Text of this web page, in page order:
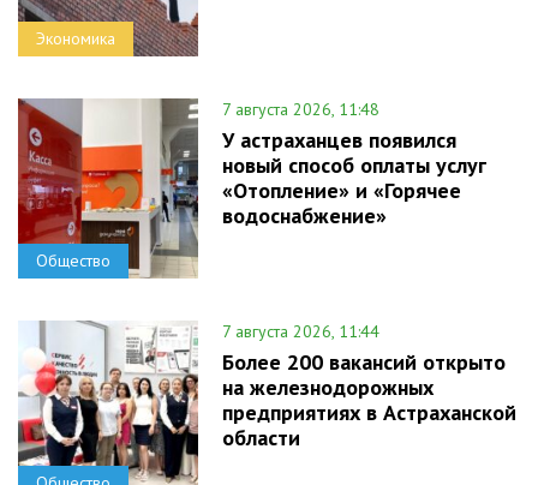
Экономика
Общество
7 августа 2026, 11:48
У астраханцев появился
новый способ оплаты услуг
«Отопление» и «Горячее
водоснабжение»
7 августа 2026, 11:44
Более 200 вакансий открыто
на железнодорожных
предприятиях в Астраханской
области